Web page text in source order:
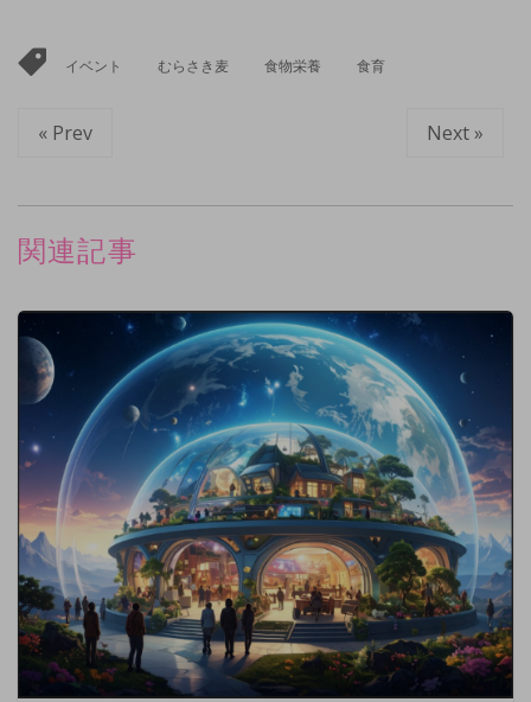
イベント むらさき麦 食物栄養 食育
« Prev Next »
関連記事